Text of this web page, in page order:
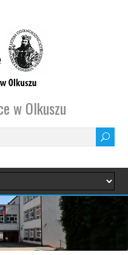
w Olkuszu